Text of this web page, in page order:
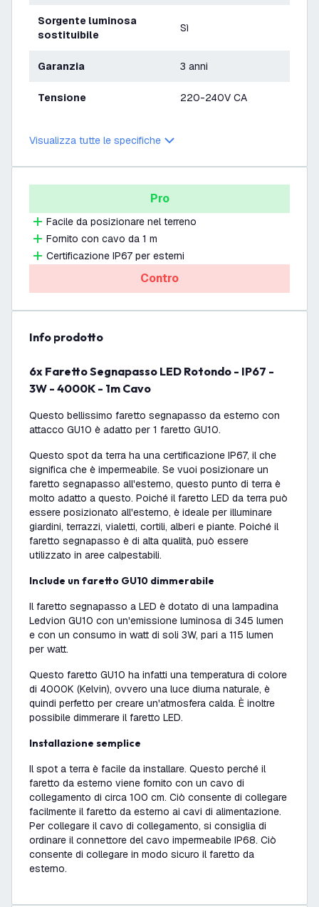
Sorgente luminosa
sostituibile
Sì
Garanzia 3 anni
Tensione 220-240V CA
Visualizza tutte le specifiche
Pro
Facile da posizionare nel terreno
Fornito con cavo da 1 m
Certificazione IP67 per esterni
Contro
info prodotto
6x Faretto Segnapasso LED Rotondo - IP67 -
3W - 4000K - 1m Cavo
Questo bellissimo faretto segnapasso da esterno con
attacco GU10 è adatto per 1 faretto GU10.
Questo spot da terra ha una certificazione IP67, il che
significa che è impermeabile. Se vuoi posizionare un
faretto segnapasso all'esterno, questo punto di terra è
molto adatto a questo. Poiché il faretto LED da terra può
essere posizionato all'esterno, è ideale per illuminare
giardini, terrazzi, vialetti, cortili, alberi e piante. Poiché il
faretto segnapasso è di alta qualità, può essere
utilizzato in aree calpestabili.
Include un faretto GU10 dimmerabile
Il faretto segnapasso a LED è dotato di una lampadina
Ledvion GU10 con un'emissione luminosa di 345 lumen
e con un consumo in watt di soli 3W, pari a 115 lumen
per watt.
Questo faretto GU10 ha infatti una temperatura di colore
di 4000K (Kelvin), ovvero una luce diurna naturale, è
quindi perfetto per creare un'atmosfera calda. È inoltre
possibile dimmerare il faretto LED.
Installazione semplice
Il spot a terra è facile da installare. Questo perché il
faretto da esterno viene fornito con un cavo di
collegamento di circa 100 cm. Ciò consente di collegare
facilmente il faretto da esterno ai cavi di alimentazione.
Per collegare il cavo di collegamento, si consiglia di
ordinare il connettore del cavo impermeabile IP68. Ciò
consente di collegare in modo sicuro il faretto da
esterno.